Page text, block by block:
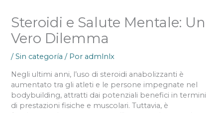
Steroidi e Salute Mentale: Un
Vero Dilemma
/Sin categoría / Por admlnlx
Negli ultimi anni, l’uso di steroidi anabolizzanti è
aumentato tra gli atleti e le persone impegnate nel
bodybuilding, attratti dai potenziali benefici in termini
di prestazioni fisiche e muscolari. Tuttavia, è